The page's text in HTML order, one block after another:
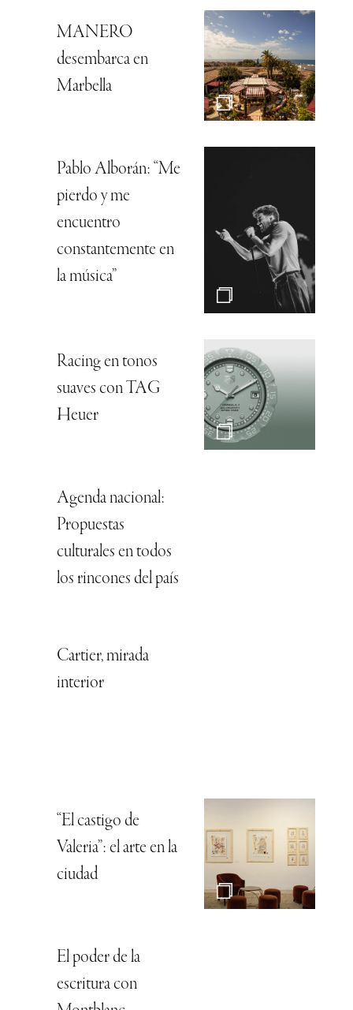
MANERO
desembarca en
Marbella
Pablo Alborán: “Me
pierdo y me
encuentro
constantemente en
la música”
Racing en tonos
suaves con TAG
Heuer
Agenda nacional:
Propuestas
culturales en todos
los rincones del país
Cartier, mirada
interior
“El castigo de
Valeria”: el arte en la
ciudad
El poder de la
escritura con